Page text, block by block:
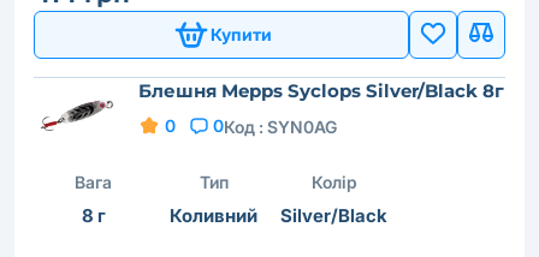
Купити
Блешня Mepps Syclops Silver/Black 8г
0 0Код : SYN0AG
Вага
8 г
Тип
Коливний
Колір
Silver/Black